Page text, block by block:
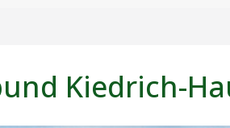
Kiedrich-